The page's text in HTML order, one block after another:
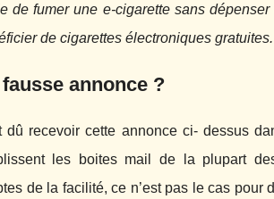
de fumer une e-cigarette sans
de cigarettes électroniques gratuites.
annonce ?
dû recevoir cette annonce ci- dessus
les boites mail de la plupart
de la facilité, ce n’est pas le cas pour